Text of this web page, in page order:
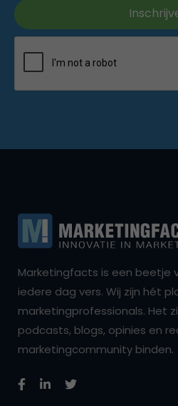
Marketingfacts is een beetje
iedere dag vers. Wij zijn hét
marketingprofessionals. Het
podcasts, blogs, opinies en
marketingcommunity binden.